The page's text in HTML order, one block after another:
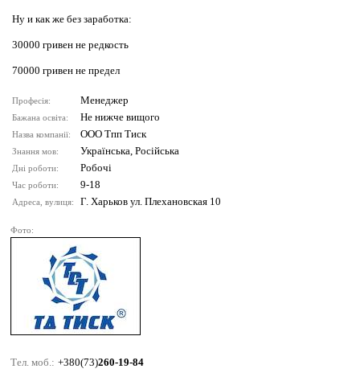
Ну и как же без заработка:
30000 гривен не редкость
70000 гривен не предел
Професія: Менеджер
Бажана освіта: Не нижче вищого
Назва компанії: ООО Тпп Тиск
Знання мов: Українська, Російська
Дні роботи: Робочі
Час роботи: 9-18
Адреса, вулиця: Г. Харьков ул. Плехановская 10
Фото:
Тел. моб.: +380(73)260-19-84